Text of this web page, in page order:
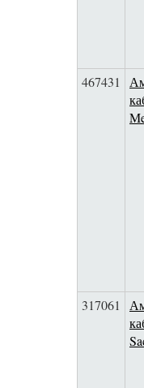
467431
317061